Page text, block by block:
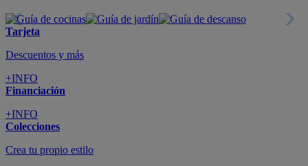
Tarjeta
Descuentos y más
+INFO
Financiación
+INFO
Colecciones
Crea tu propio estilo